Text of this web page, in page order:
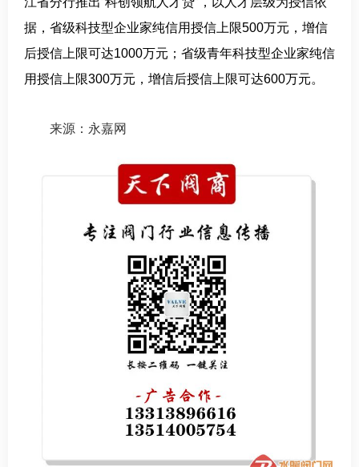
据，省级科技型企业家纯信用授信上限500万元，增信
后授信上限可达1000万元；省级青年科技型企业家纯信
用授信上限300万元，增信后授信上限可达600万元。
来源：永嘉网